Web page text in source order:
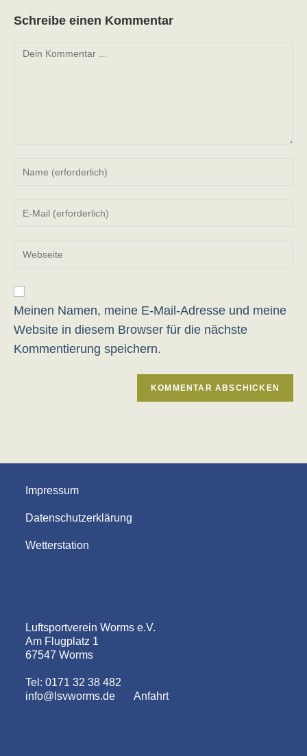
Schreibe einen Kommentar
Kommentieren
oder
Kommentieren
Mail-
Kommentieren
ein
ein
(optional)
Meinen Namen, meine E-Mail-Adresse und meine
Website in diesem Browser für die nächste
Kommentierung speichern.
Impressum
Datenschutzerklärung
Wetterstation
Luftsportverein Worms e.V.
Am Flugplatz 1
67547 Worms
Tel: 0171 32 38 482
info@lsvworms.de
Anfahrt